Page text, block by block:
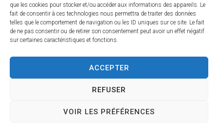
que les cookies pour stocker et/ou accéder aux informations des appareils. Le
fait de consentir à ces technologies nous permettra de traiter des données
telles que le comportement de navigation ou les ID uniques sur ce site. Le fait
de ne pas consentir ou de retirer son consentement peut avoir un effet négatif
sur certaines caractéristiques et fonctions.
ACCEPTER
REFUSER
VOIR LES PRÉFÉRENCES
Traitement de données personnelles
Copyright © 2026 – Tous droits réservés